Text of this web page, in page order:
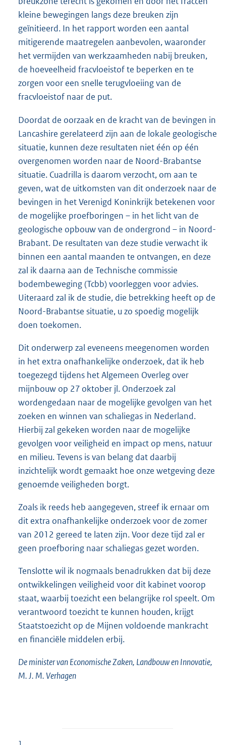
kleine bewegingen langs deze breuken zijn
geïnitieerd. In het rapport worden een aantal
mitigerende maatregelen aanbevolen, waaronder
het vermijden van werkzaamheden nabij breuken,
de hoeveelheid fracvloeistof te beperken en te
zorgen voor een snelle terugvloeiing van de
fracvloeistof naar de put.
Doordat de oorzaak en de kracht van de bevingen in
Lancashire gerelateerd zijn aan de lokale geologische
situatie, kunnen deze resultaten niet één op één
overgenomen worden naar de Noord-Brabantse
situatie. Cuadrilla is daarom verzocht, om aan te
geven, wat de uitkomsten van dit onderzoek naar de
bevingen in het Verenigd Koninkrijk betekenen voor
de mogelijke proefboringen – in het licht van de
geologische opbouw van de ondergrond – in Noord-
Brabant. De resultaten van deze studie verwacht ik
binnen een aantal maanden te ontvangen, en deze
zal ik daarna aan de Technische commissie
bodembeweging (Tcbb) voorleggen voor advies.
Uiteraard zal ik de studie, die betrekking heeft op de
Noord-Brabantse situatie, u zo spoedig mogelijk
doen toekomen.
Dit onderwerp zal eveneens meegenomen worden
in het extra onafhankelijke onderzoek, dat ik heb
toegezegd tijdens het Algemeen Overleg over
mijnbouw op 27 oktober jl. Onderzoek zal
wordengedaan naar de mogelijke gevolgen van het
zoeken en winnen van schaliegas in Nederland.
Hierbij zal gekeken worden naar de mogelijke
gevolgen voor veiligheid en impact op mens, natuur
en milieu. Tevens is van belang dat daarbij
inzichtelijk wordt gemaakt hoe onze wetgeving deze
genoemde veiligheden borgt.
Zoals ik reeds heb aangegeven, streef ik ernaar om
dit extra onafhankelijke onderzoek voor de zomer
van 2012 gereed te laten zijn. Voor deze tijd zal er
geen proefboring naar schaliegas gezet worden.
Tenslotte wil ik nogmaals benadrukken dat bij deze
ontwikkelingen veiligheid voor dit kabinet voorop
staat, waarbij toezicht een belangrijke rol speelt. Om
verantwoord toezicht te kunnen houden, krijgt
Staatstoezicht op de Mijnen voldoende mankracht
en financiële middelen erbij.
De minister van Economische Zaken, Landbouw en Innovatie,
M. J. M. Verhagen